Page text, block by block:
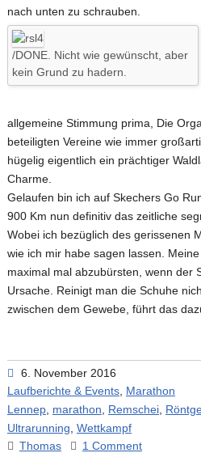
nach unten zu schrauben.
/DONE. Nicht wie gewünscht, aber
kein Grund zu hadern.
allgemeine Stimmung prima, Die
beteiligten Vereine wie immer
hügelig eigentlich ein prächtiger
Charme.
Gelaufen bin ich auf Skechers Go
900 Km nun definitiv das zeitliche
Wobei ich bezüglich des gerissenen
wie ich mir habe sagen lassen.
maximal mal abzubürsten, wenn der
Ursache. Reinigt man die Schuhe
zwischen dem Gewebe, führt das
6. November 2016
Laufberichte & Events, Marathon
Lennep, marathon Remschei,
Ultrarunning Wettkampf
Thomas
1 Comment